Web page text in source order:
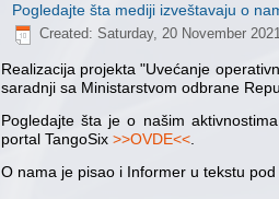
Pogledajte šta mediji izveštavaju o
Created: Saturday, 20 November
Realizacija projekta "Uvećanje
saradnji sa Ministarstvom odbrane
Pogledajte šta je o našim
portal TangoSix >>OVDE<<.
O nama je pisao i Informer u tekstu